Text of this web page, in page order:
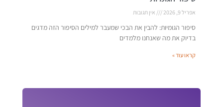
אפריל 9, 2026 אין תגובות
סיפור הגומיות: להבין את הבכי שמעבר למילים הסיפור הזה מדגים
בדיוק את מה שאנחנו מלמדים
קראו עוד »